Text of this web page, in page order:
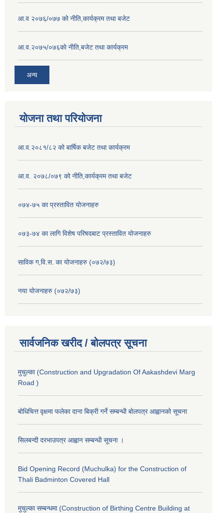
आ.व २०७६/०७७ को नीति,कार्यक्रम तथा बजेट
आ.व.२०७५/०७६को नीति,बजेट तथा कार्यक्रम
अन्य
योजना तथा परियोजना
आ.व.२०८१/८२ को बार्षिक बजेट तथा कार्यक्रम
आ.व. २०७८/०७९ को नीति,कार्यक्रम तथा बजेट
०७४-७५ का प्रस्तावित योजनाहरु
०७३-७४ का लागि विशेष परिषदबाट प्रस्तावित योजनाहरु
साविक ग,वि.स. का योजनाहरु (०७२/७३)
नया योजनाहरु (०७२/७३)
सार्वजनिक खरीद / बोलपत्र सूचना
मुचुल्का (Construction and Upgradation Of Aakashdevi Marg
Road )
बोधिचित्त वृक्षमा फलेका दाना बिक्री गर्ने सम्बन्धी बोलपत्र आह्वानको सूचना
सिलबन्दी दरभाउपत्र आह्वान सम्बन्धी सूचना ।
Bid Opening Record (Muchulka) for the Construction of
Thali Badminton Covered Hall
मुचुल्का सम्बन्धमा (Construction of Birthing Centre Building at